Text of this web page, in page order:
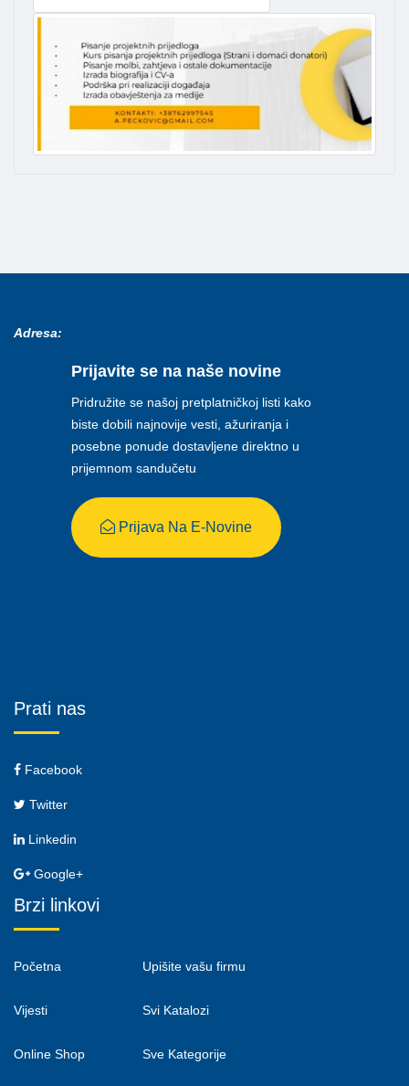
Adresa:
Prijavite se na naše novine
Pridružite se našoj pretplatničkoj listi kako
biste dobili najnovije vesti, ažuriranja i
posebne ponude dostavljene direktno u
prijemnom sandučetu
Prijava Na E-Novine
Prati nas
Facebook
Twitter
Linkedin
Google+
Brzi linkovi
Početna
Vijesti
Online Shop
Upišite vašu firmu
Svi Katalozi
Sve Kategorije